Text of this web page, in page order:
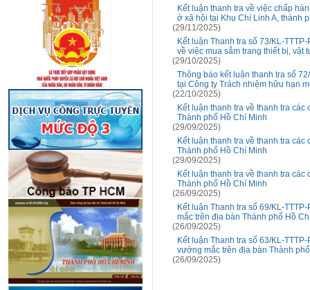
Kết luận thanh tra về việc chấp
ở xã hội tại Khu Chí Linh A, thành
(29/11/2025)
Kết luận Thanh tra số 73/KL-
về việc mua sắm trang thiết bị, vật
(29/10/2025)
Thông báo kết luận thanh tra số
tại Công ty Trách nhiệm hữu hạn
(22/10/2025)
Kết luận thanh tra về thanh tra
Thành phố Hồ Chí Minh
(29/09/2025)
Kết luận thanh tra về thanh tra
Thành phố Hồ Chí Minh
(29/09/2025)
Kết luận thanh tra về thanh tra
Thành phố Hồ Chí Minh
(26/09/2025)
Kết luận Thanh tra số 69/KL-
mắc trên địa bàn Thành phố Hồ
(26/09/2025)
Kết luận Thanh tra số 63/KL-
vướng mắc trên địa bàn Thành
(26/09/2025)